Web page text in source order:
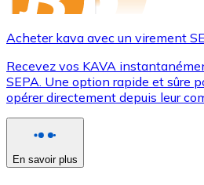
Acheter kava avec un virement
Recevez vos KAVA
SEPA. Une option rapide et sûre
opérer directement depuis leur
En savoir plus